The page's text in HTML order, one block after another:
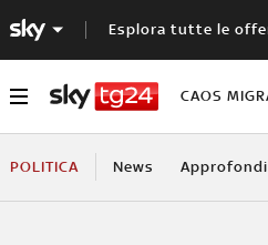
Esplora tutte le
CAOS
POLITICA News